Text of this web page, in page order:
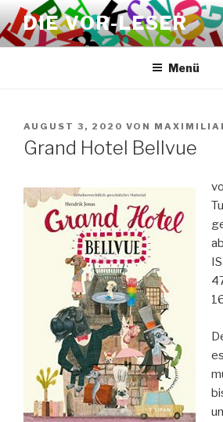
Zum
Inhalt
springen
DIE VOR-LESER
Menü
VERÖFFENTLICHT
AM
AUGUST 3, 2020 VON
Grand Hotel Bellvue